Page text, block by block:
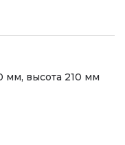
высота 210 мм